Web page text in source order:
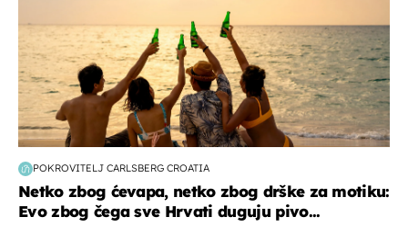
POKROVITELJ CARLSBERG CROATIA
Netko zbog ćevapa, netko zbog drške za motiku:
Evo zbog čega sve Hrvati duguju pivo...